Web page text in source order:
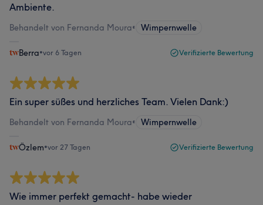
Ambiente.
Behandelt von Fernanda Moura• Wimpernwelle
Berra•vor 6 Tagen Verifizierte Bewertung
Ein super süßes und herzliches Team. Vielen Dank:)
Behandelt von Fernanda Moura• Wimpernwelle
Özlem•vor 27 Tagen Verifizierte Bewertung
Wie immer perfekt gemacht- habe wieder